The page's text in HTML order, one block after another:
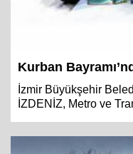
Kurban
İzmir Büyükşehir
İZDENİZ, Metro ve